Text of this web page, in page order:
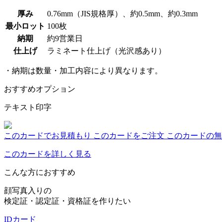
厚み
0.76mm（JIS規格厚）、約0.5mm、約0.3mm
最小ロット 100枚
納期
約9営業日
仕上げ
ラミネート仕上げ（光沢感あり）
・納期は数量・加工内容により異なります。
おすすめオプション
テキスト印字
このカードでお見積もり このカードをご注文 このカードの
このカードを詳しく見る
こんな方におすすめ
顔写真入りの
検定証・認定証・資格証を作りたい
IDカード